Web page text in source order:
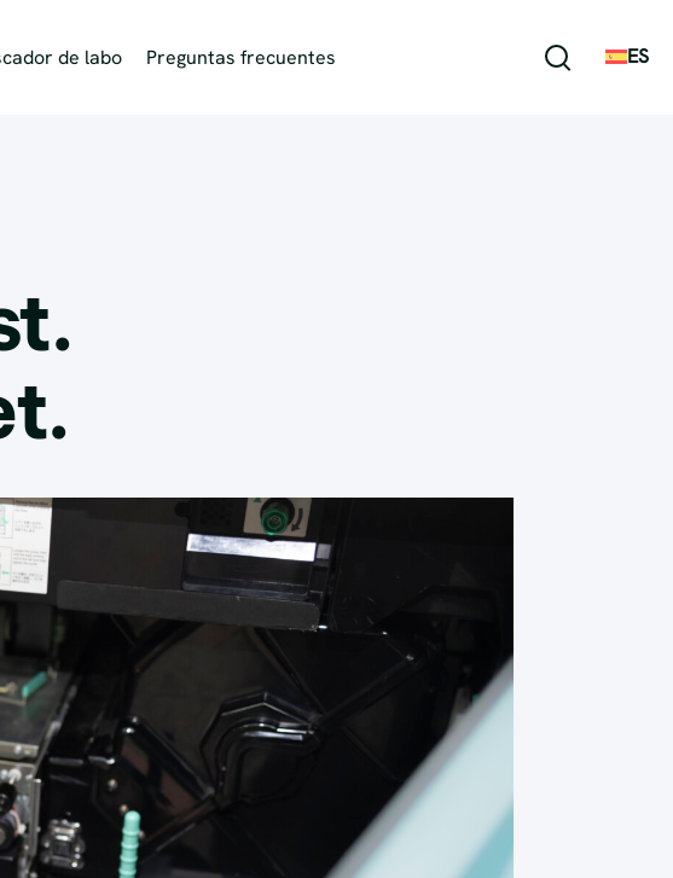
de labo Preguntas frecuentes ES